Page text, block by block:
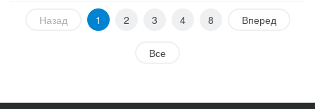
Назад 1 2 3 4 8 Вперед
Все